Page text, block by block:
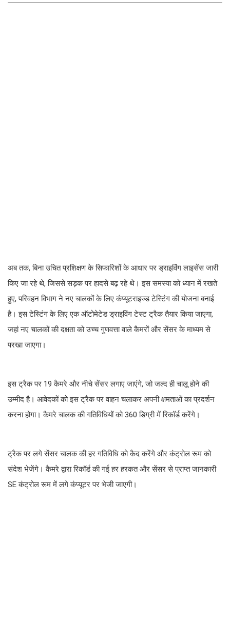
अब तक, बिना उचित प्रशिक्षण के सिफारिशों के आधार पर ड्राइविंग लाइसेंस जारी
किए जा रहे थे, जिससे सड़क पर हादसे बढ़ रहे थे। इस समस्या को ध्यान में रखते
हुए, परिवहन विभाग ने नए चालकों के लिए कंप्यूटराइज्ड टेस्टिंग की योजना बनाई
है। इस टेस्टिंग के लिए एक ऑटोमेटेड ड्राइविंग टेस्ट ट्रैक तैयार किया जाएगा,
जहां नए चालकों की दक्षता को उच्च गुणवत्ता वाले कैमरों और सेंसर के माध्यम से
परखा जाएगा।
इस ट्रैक पर 19 कैमरे और नीचे सेंसर लगाए जाएंगे, जो जल्द ही चालू होने की
उम्मीद है। आवेदकों को इस ट्रैक पर वाहन चलाकर अपनी क्षमताओं का प्रदर्शन
करना होगा। कैमरे चालक की गतिविधियों को 360 डिग्री में रिकॉर्ड करेंगे।
ट्रैक पर लगे सेंसर चालक की हर गतिविधि को कैद करेंगे और कंट्रोल रूम को
संदेश भेजेंगे। कैमरे द्वारा रिकॉर्ड की गई हर हरकत और सेंसर से प्राप्त जानकारी
SE कंट्रोल रूम में लगे कंप्यूटर पर भेजी जाएगी।